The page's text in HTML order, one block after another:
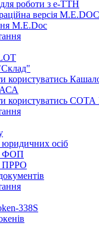
роботи з е-ТТН
версія M.E.DOC
M.E.Doc
користуватись
користуватись СОТА
осіб
ФОП
ПРРО
338S